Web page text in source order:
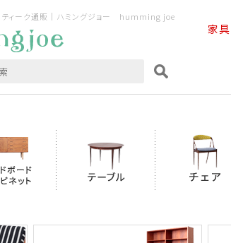
ティーク通販｜ハミングジョー humming joe
家